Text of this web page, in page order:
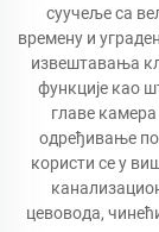
суучеље са
времену и
извештавања
функције као
главе
одређивање
користи се у
цевовода,